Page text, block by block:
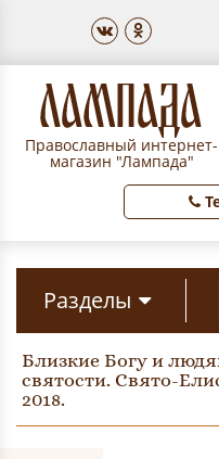
Православный интернет-
магазин "Лампада"
Разделы
Близкие Богу и
святости. Свято-
2018.